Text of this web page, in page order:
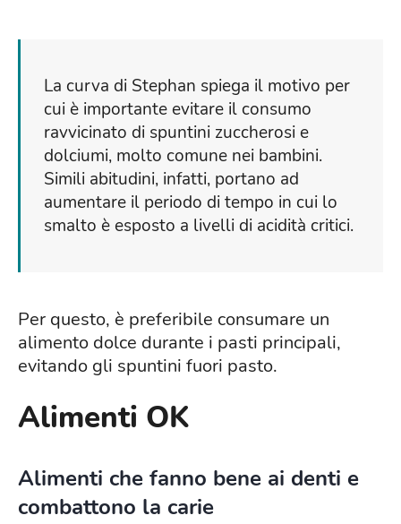
La curva di Stephan spiega il motivo per
cui è importante evitare il consumo
ravvicinato di spuntini zuccherosi e
dolciumi, molto comune nei bambini.
Simili abitudini, infatti, portano ad
aumentare il periodo di tempo in cui lo
smalto è esposto a livelli di acidità critici.
Per questo, è preferibile consumare un
alimento dolce durante i pasti principali,
evitando gli spuntini fuori pasto.
Alimenti OK
Alimenti che fanno bene ai denti e
combattono la carie